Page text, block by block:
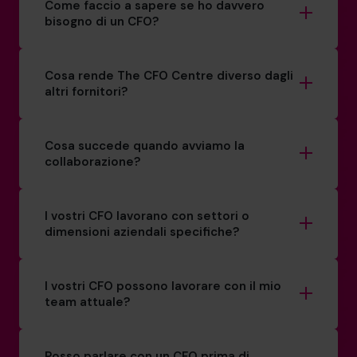
Come faccio a sapere se ho davvero
bisogno di un CFO?
Cosa rende The CFO Centre diverso dagli
altri fornitori?
Cosa succede quando avviamo la
collaborazione?
I vostri CFO lavorano con settori o
dimensioni aziendali specifiche?
I vostri CFO possono lavorare con il mio
team attuale?